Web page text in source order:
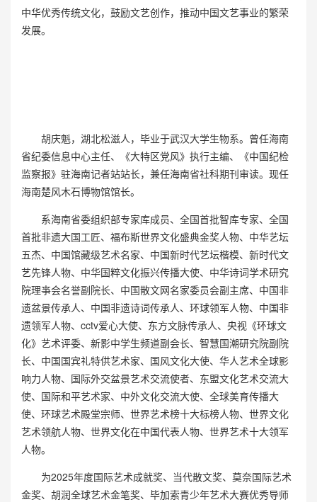
中华优秀传统文化，鼓励文艺创作，推动中国文艺事业的繁荣
发展。
胡庆魁，湖北松滋人，毕业于武汉大学生物系。曾任海南
省纪委信息中心主任、《大特区党风》执行主编、《中国纪检
监察报》驻海南记者站站长，兼任海南省社科期刊审读。现任
海南楚风木石博物馆馆长。
系海南省委组织部专家库成员、全国首批智库专家、全国
首批非遗大国工匠、福布斯世界文化盛典金奖人物、中华艺坛
五杰、中国馆藏级艺术名家、中国新时代艺坛楷模、新时代文
艺先锋人物、中华国粹文化振兴传播大使、中华诗词学术研究
院理亊会名誉副院长、中国散文网名家委员会副主席、中国非
遗盆景传承人、中国非遗诗词传承人、环球领军人物、中国非
遗领军人物、cctv爱心大使、东方文脉传承人、央视《环球文
化》艺术评委、新影中学生频道副会长、智慧国潮研究院副院
长、中国国宾礼特供艺术家、国风文化大使、华人艺术全球影
响力人物、国际外交盆景艺术交流使者、东盟文化艺术交流大
使、国际和平艺术家、中外文化交流大使、全球美育传播大
使、环球艺术殿堂宗师、世界艺术榜十大标榜人物、世界文化
艺术领航人物、世界文化在中国代表人物、世界艺术十大领军
人物。
为2025年度国际艺术成就奖、当代散文奖、莫奈国际艺术
金奖、胡润全球艺术金笔奖、毕加索青少年艺术大赛优秀导师